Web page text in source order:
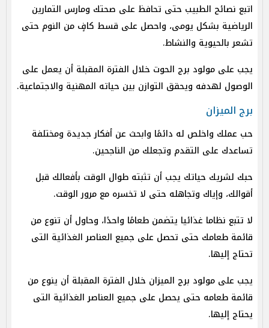
اتبع نصائح الطبيب حتى تحافظ على صحتك ومارس التمارين
الرياضية بشكل يومى، واحصل على قسط كافٍ من النوم حتى
تشعر بالحيوية والنشاط.
يجب على مولود برج الحوت خلال الفترة المقبلة أن يعمل على
الوصول لهدفه ويحقق التوازن بين حياته المهنية والاجتماعية.
برج الميزان
حب عملك واخلص له دائمًا وابحث عن أفكار جديدة ومختلفة
تساعدك على التقدم وتجعلك من الناجحين.
حبك لشريك حياتك يجب أن تثبته طوال الوقت بأفعالك قبل
أقوالك، وإياك وتجاهله حتى لا تخسره مع مرور الوقت.
لا تتبع نظاما غذائيا يتضمن طعامًا واحدًا، وحاول أن تنوع من
قائمة طعامك حتى تحصل على جميع العناصر الغذائية التى
تحتاج إليها.
يجب على مولود برج الميزان خلال الفترة المقبلة أن ينوع من
قائمة طعامه حتى يحصل على جميع العناصر الغذائية التى
يحتاج إليها.